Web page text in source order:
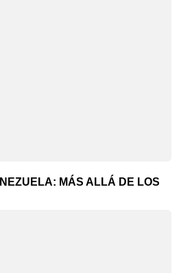
MÁS ALLÁ DE LOS